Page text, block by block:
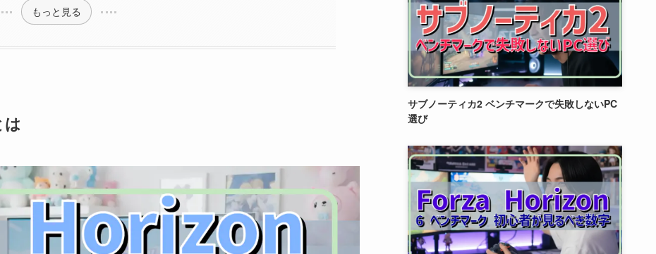
もっと見る
は
サブノーティカ2 ベンチマークで失敗しないPC
選び